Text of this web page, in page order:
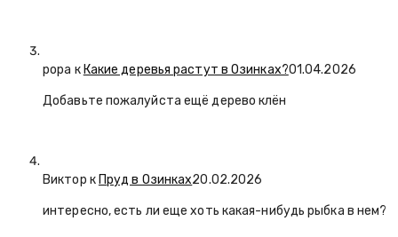
popa к Какие деревья растут в Озинках?01.04.2026
Добавьте пожалуйста ещё дерево клён
Виктор к Пруд в Озинках20.02.2026
интересно, есть ли еще хоть какая-нибудь рыбка в нем?